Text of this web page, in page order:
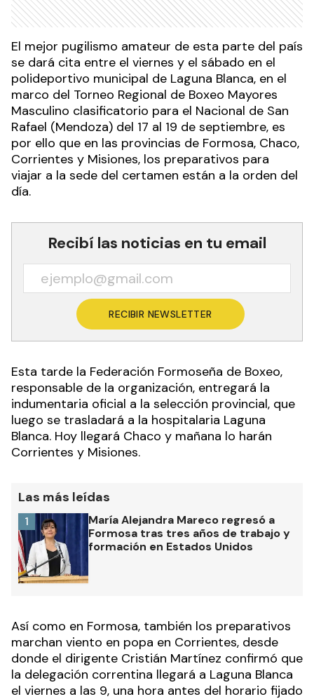
El mejor pugilismo amateur de esta parte del país
se dará cita entre el viernes y el sábado en el
polideportivo municipal de Laguna Blanca, en el
marco del Torneo Regional de Boxeo Mayores
Masculino clasificatorio para el Nacional de San
Rafael (Mendoza) del 17 al 19 de septiembre, es
por ello que en las provincias de Formosa, Chaco,
Corrientes y Misiones, los preparativos para
viajar a la sede del certamen están a la orden del
día.
Recibí las noticias en tu email
RECIBIR NEWSLETTER
Esta tarde la Federación Formoseña de Boxeo,
responsable de la organización, entregará la
indumentaria oficial a la selección provincial, que
luego se trasladará a la hospitalaria Laguna
Blanca. Hoy llegará Chaco y mañana lo harán
Corrientes y Misiones.
Las más leídas
María Alejandra Mareco regresó a
Formosa tras tres años de trabajo y
formación en Estados Unidos
1
Así como en Formosa, también los preparativos
marchan viento en popa en Corrientes, desde
donde el dirigente Cristián Martínez confirmó que
la delegación correntina llegará a Laguna Blanca
el viernes a las 9, una hora antes del horario fijado